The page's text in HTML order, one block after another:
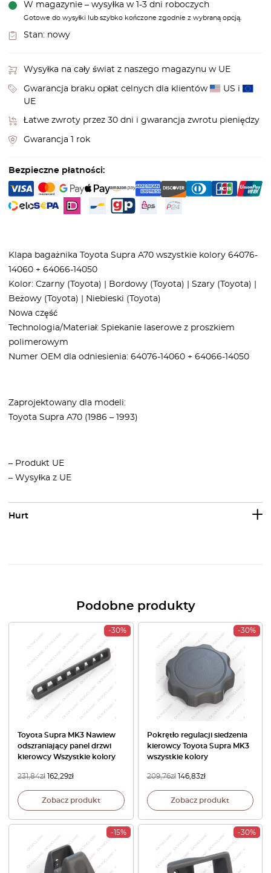
W magazynie – wysyłka w 1-3 dni roboczych
Gotowe do wysyłki lub szybko kończone zgodnie z wybraną opcją.
Stan: nowy
Wysyłka na cały świat z naszego magazynu w UE
Gwarancja braku opłat celnych dla klientów
US i
UE
Łatwe zwroty przez 30 dni i gwarancja zwrotu pieniędzy
Gwarancja 1 rok
Bezpieczne płatności:
Klapa bagażnika Toyota Supra A70 wszystkie kolory 64076-
14060 + 64066-14050
Kolor: Czarny (Toyota) | Bordowy (Toyota) | Szary (Toyota) |
Beżowy (Toyota) | Niebieski (Toyota)
Nowa część
Technologia/Materiał: Spiekanie laserowe z proszkiem
polimerowym
Numer OEM dla odniesienia: 64076-14060 + 64066-14050
Zaprojektowany dla modeli:
Toyota Supra A70 (1986 – 1993)
– Produkt UE
– Wysyłka z UE
Hurt
Podobne produkty
-30%
Toyota Supra MK3 Nawiew
odszraniający panel drzwi
kierowcy Wszystkie kolory
231,84zł 162,29zł
Zobacz produkt
-30%
Pokrętło regulacji siedzenia
kierowcy Toyota Supra MK3
wszystkie kolory
209,76zł 146,83zł
Zobacz produkt
-15% -30%